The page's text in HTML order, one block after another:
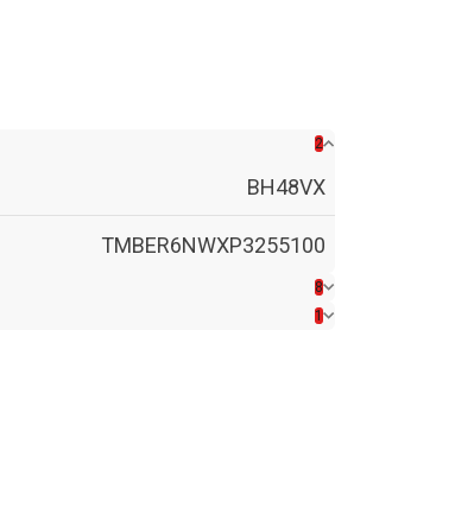
2
BH48VX
TMBER6NWXP3255100
8
1